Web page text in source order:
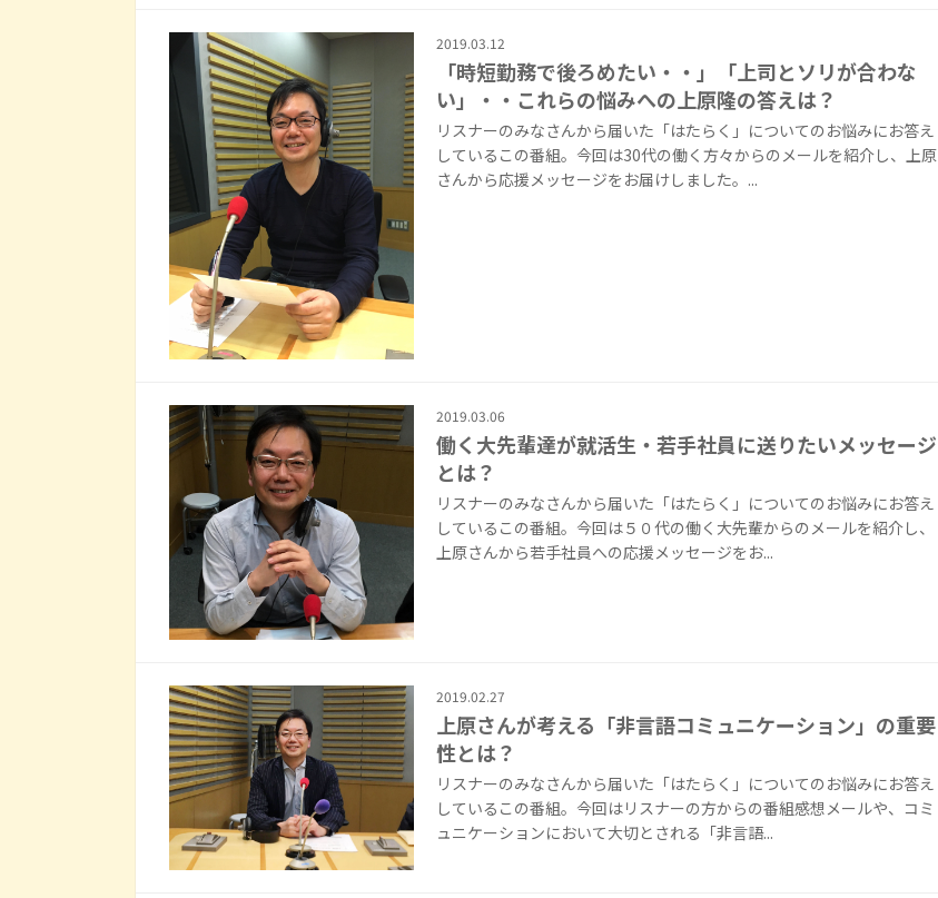
2019.03.12
「時短勤務で後ろめたい・・」「上司とソリが合わな
い」・・これらの悩みへの上原隆の答えは？
リスナーのみなさんから届いた「はたらく」についてのお悩みにお答え
しているこの番組。今回は30代の働く方々からのメールを紹介し、上原
さんから応援メッセージをお届けしました。...
2019.03.06
働く大先輩達が就活生・若手社員に送りたいメッセージ
とは？
リスナーのみなさんから届いた「はたらく」についてのお悩みにお答え
しているこの番組。今回は５０代の働く大先輩からのメールを紹介し、
上原さんから若手社員への応援メッセージをお...
2019.02.27
上原さんが考える「非言語コミュニケーション」の重要
性とは？
リスナーのみなさんから届いた「はたらく」についてのお悩みにお答え
しているこの番組。今回はリスナーの方からの番組感想メールや、コミ
ュニケーションにおいて大切とされる「非言語...